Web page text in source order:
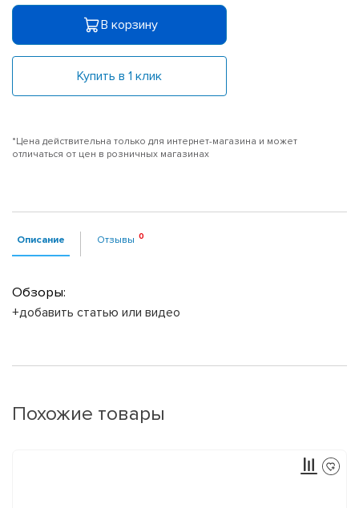
В корзину
Купить в 1 клик
*Цена действительна только для интернет-магазина и может
отличаться от цен в розничных магазинах
Описание Отзывы
Обзоры:
+добавить статью или видео
Похожие товары